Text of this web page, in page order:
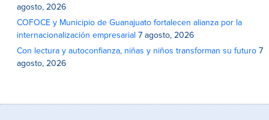
agosto, 2026
COFOCE y Municipio de Guanajuato fortalecen alianza por la
internacionalización empresarial 7 agosto, 2026
Con lectura y autoconfianza, niñas y niños transforman su futuro 7
agosto, 2026